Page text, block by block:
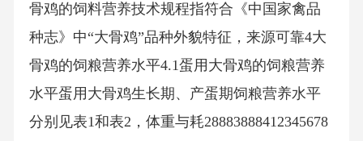
骨鸡的饲料营养技术规程指符合《中国家禽品
种志》中“大骨鸡”品种外貌特征，来源可靠4大
骨鸡的饲粮营养水平4.1蛋用大骨鸡的饲粮营养
水平蛋用大骨鸡生长期、产蛋期饲粮营养水平
分别见表1和表2，体重与耗28883888412345678